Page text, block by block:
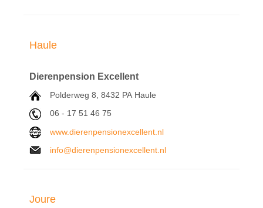
Haule
Dierenpension Excellent
Polderweg 8, 8432 PA Haule
06 - 17 51 46 75
www.dierenpensionexcellent.nl
info@dierenpensionexcellent.nl
Joure